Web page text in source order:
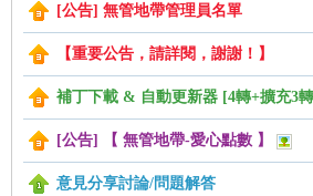
[公告] 無管地帶管理員名單
【重要公告，請詳閱，謝謝！】
補丁下載 & 自動更新器 [4轉+擴充3
[公告] 【 無管地帶-愛心點數 】
意見分享討論/問題解答